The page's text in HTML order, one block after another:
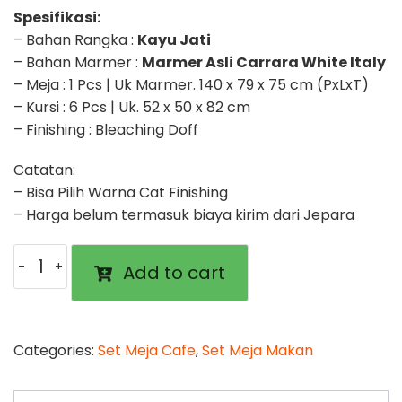
Spesifikasi:
– Bahan Rangka : Kayu Jati
– Bahan Marmer : Marmer Asli Carrara White Italy
– Meja : 1 Pcs | Uk Marmer. 140 x 79 x 75 cm (PxLxT)
– Kursi : 6 Pcs | Uk. 52 x 50 x 82 cm
– Finishing : Bleaching Doff
Catatan:
– Bisa Pilih Warna Cat Finishing
– Harga belum termasuk biaya kirim dari Jepara
Meja
quantity
Add to cart
Categories: Set Meja Cafe,Set Meja Makan